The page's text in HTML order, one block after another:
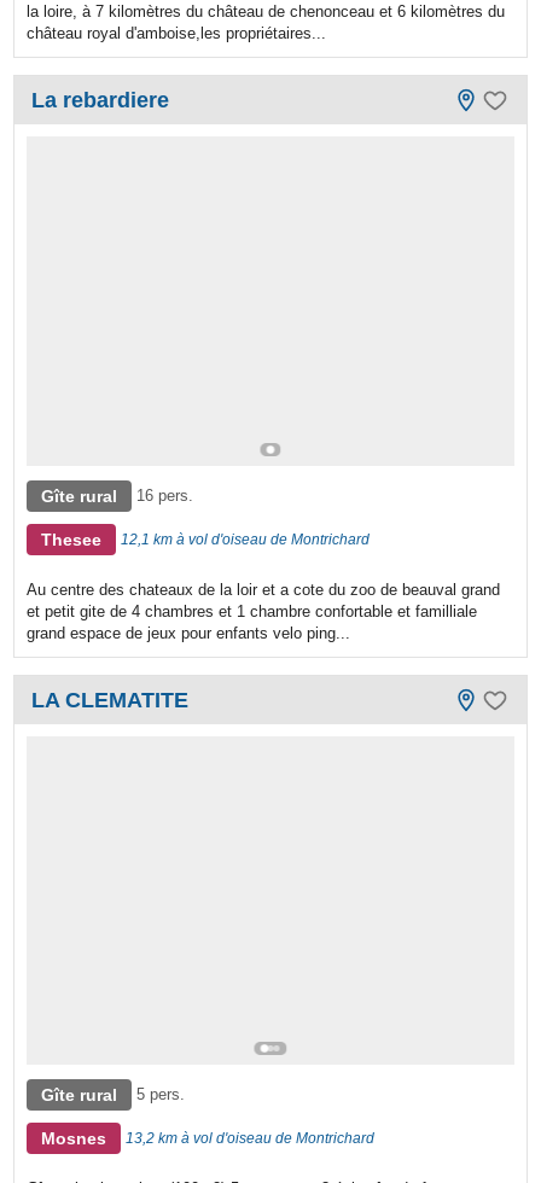
la loire, à 7 kilomètres du château de chenonceau et 6 kilomètres du
château royal d'amboise,les propriétaires...
La rebardiere
Gîte rural 16 pers.
Thesee 12,1 km à vol d'oiseau de Montrichard
Au centre des chateaux de la loir et a cote du zoo de beauval grand
et petit gite de 4 chambres et 1 chambre confortable et familliale
grand espace de jeux pour enfants velo ping...
LA CLEMATITE
Gîte rural 5 pers.
Mosnes 13,2 km à vol d'oiseau de Montrichard